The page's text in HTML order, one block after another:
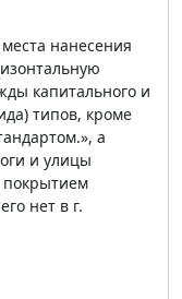
нанесения
капитального и
типов, кроме
а
и улицы
покрытием
нет в г.